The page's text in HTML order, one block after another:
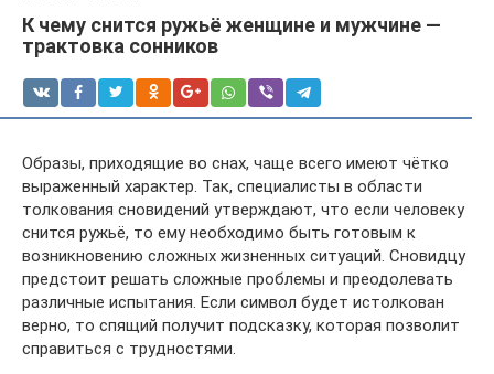
К чему снится ружьё женщине и мужчине —
трактовка сонников
Образы, приходящие во снах, чаще всего имеют чётко
выраженный характер. Так, специалисты в области
толкования сновидений утверждают, что если человеку
снится ружьё, то ему необходимо быть готовым к
возникновению сложных жизненных ситуаций. Сновидцу
предстоит решать сложные проблемы и преодолевать
различные испытания. Если символ будет истолкован
верно, то спящий получит подсказку, которая позволит
справиться с трудностями.